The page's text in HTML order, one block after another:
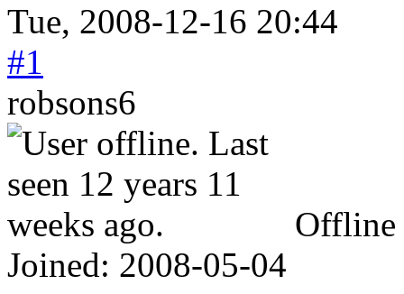
Tue, 2008-12-16 20:44
#1
robsons6
Offline
Joined: 2008-05-04